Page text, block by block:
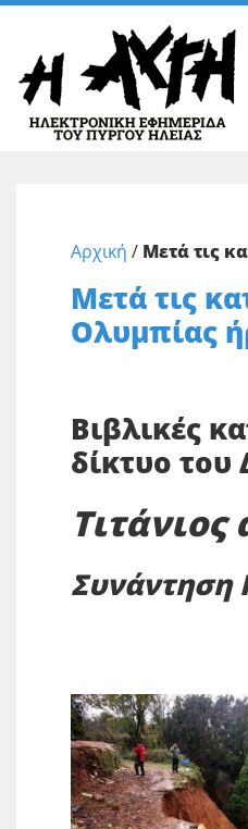
Αρχική / Μετά τις
Μετά τις
Ολυμπίας
Βιβλικές
δίκτυο
Συνάντηση